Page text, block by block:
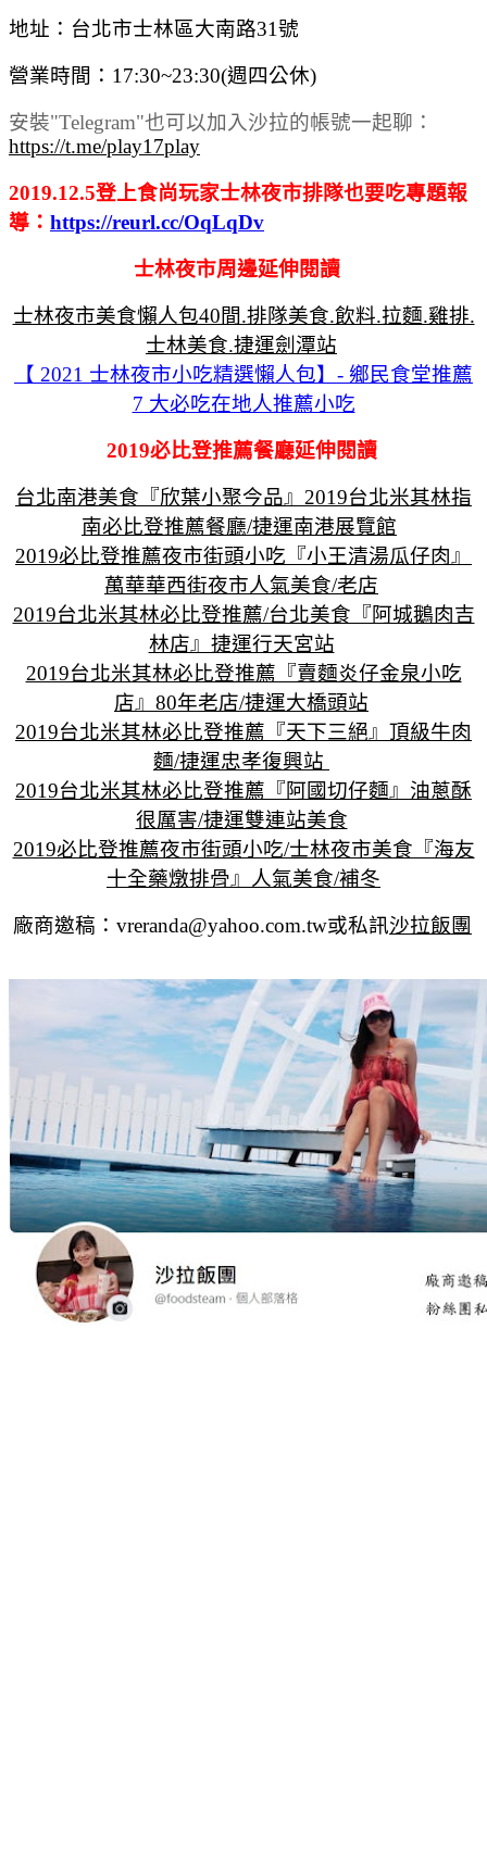
地址：台北市士林區大南路31號
營業時間：17:30~23:30(週四公休)
安裝"Telegram"也可以加入沙拉的帳號一起聊：
https://t.me/play17play
2019.12.5登上食尚玩家士林夜市排隊也要吃專題報
導： https://reurl.cc/OqLqDv
士林夜市周邊延伸閱讀
士林夜市美食懶人包40間.排隊美食.飲料.拉麵.雞排.
士林美食.捷運劍潭站
【 2021 士林夜市小吃精選懶人包】- 鄉民食堂推薦
7 大必吃在地人推薦小吃
2019必比登推薦餐廳延伸閱讀
台北南港美食『欣葉小聚今品』2019台北米其林指
南必比登推薦餐廳/捷運南港展覽館
2019必比登推薦夜市街頭小吃『小王清湯瓜仔肉』
萬華華西街夜市人氣美食/老店
2019台北米其林必比登推薦/台北美食『阿城鵝肉吉
林店』捷運行天宮站
2019台北米其林必比登推薦『賣麵炎仔金泉小吃
店』80年老店/捷運大橋頭站
2019台北米其林必比登推薦『天下三絕』頂級牛肉
麵/捷運忠孝復興站
2019台北米其林必比登推薦『阿國切仔麵』油蔥酥
很厲害/捷運雙連站美食
2019必比登推薦夜市街頭小吃/士林夜市美食『海友
十全藥燉排骨』人氣美食/補冬
廠商邀稿：vreranda@yahoo.com.tw或私訊沙拉飯團